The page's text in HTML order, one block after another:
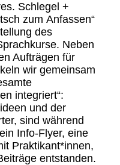
Schlegel +
zum Anfassen“
des
Neben
Aufträgen für
wir gemeinsam
integriert“:
und der
sind während
Info-Flyer, eine
Praktikant*innen,
entstanden.